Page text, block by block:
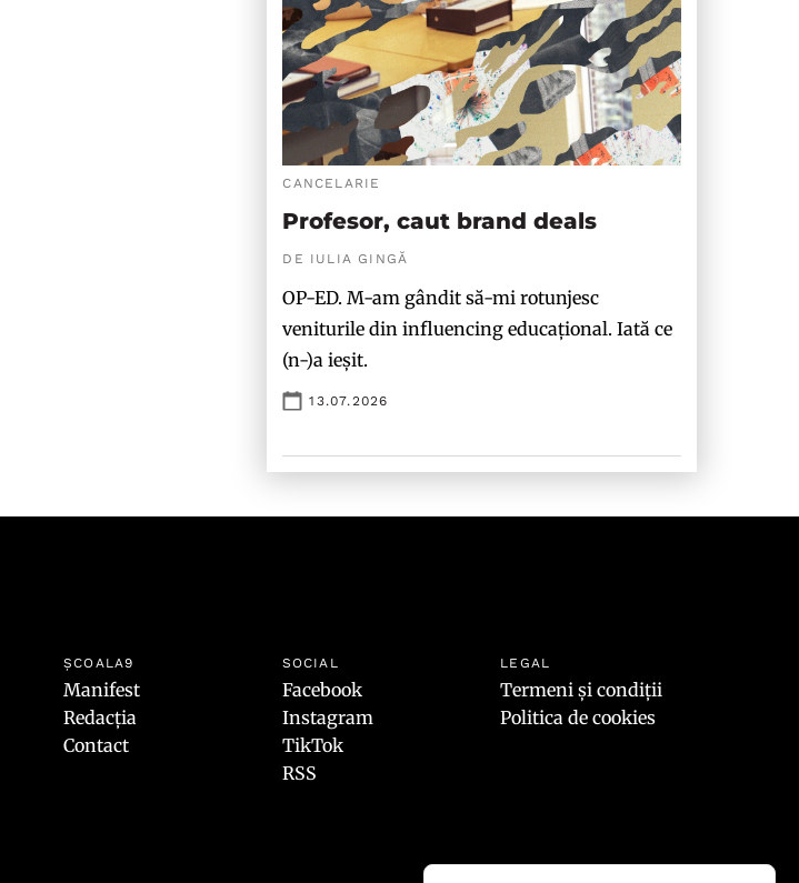
CANCELARIE
Profesor, caut brand deals
DE IULIA GINGĂ
OP-ED. M-am gândit să-mi rotunjesc
veniturile din influencing educațional. Iată ce
(n-)a ieșit.
13.07.2026
ȘCOALA9
Manifest
Redacția
Contact
SOCIAL
Facebook
Instagram
TikTok
RSS
LEGAL
Termeni și condiții
Politica de cookies